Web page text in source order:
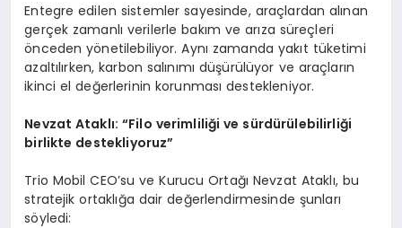
Entegre edilen sistemler sayesinde, araçlardan alınan
gerçek zamanlı verilerle bakım ve arıza süreçleri
önceden yönetilebiliyor. Aynı zamanda yakıt tüketimi
azaltılırken, karbon salınımı düşürülüyor ve araçların
ikinci el değerlerinin korunması destekleniyor.
Nevzat Ataklı: “Filo verimliliği ve sürdürülebilirliği
birlikte destekliyoruz”
Trio Mobil CEO’su ve Kurucu Ortağı Nevzat Ataklı, bu
stratejik ortaklığa dair değerlendirmesinde şunları
söyledi: